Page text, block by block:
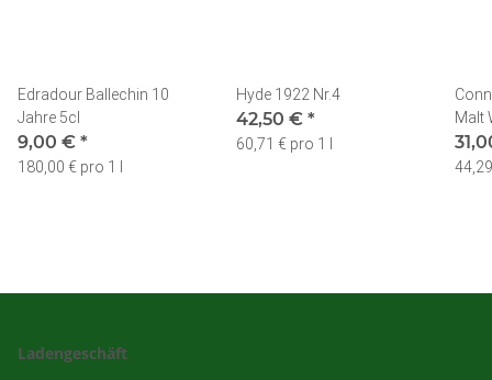
Edradour Ballechin 10
Jahre 5cl
9,00 € *
180,00 € pro 1 l
Hyde 1922 Nr.4
42,50 € *
60,71 € pro 1 l
Malt
Ladengeschäft